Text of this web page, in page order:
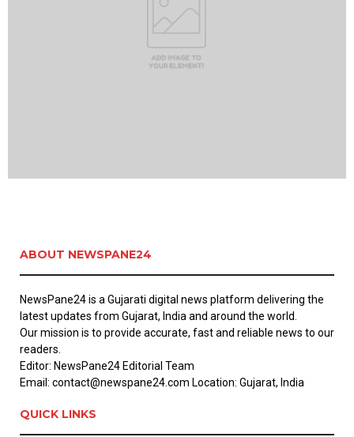
ABOUT NEWSPANE24
NewsPane24 is a Gujarati digital news platform delivering the
latest updates from Gujarat, India and around the world.
Our mission is to provide accurate, fast and reliable news to our
readers.
Editor: NewsPane24 Editorial Team
Email: contact@newspane24.com Location: Gujarat, India
QUICK LINKS